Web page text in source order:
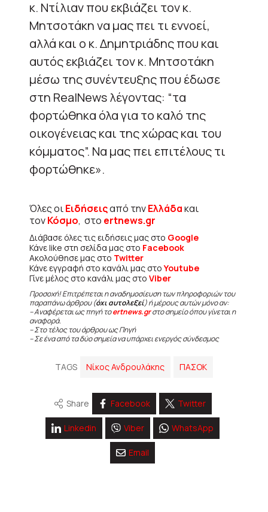
κ. Ντίλιαν που εκβιάζει τον κ.
Μητσοτάκη να μας πει τι εννοεί,
αλλά και ο κ. Δημητριάδης που και
αυτός εκβιάζει τον κ. Μητσοτάκη
μέσω της συνέντευξης που έδωσε
στη RealNews λέγοντας: “τα
φορτώθηκα όλα για το καλό της
οικογένειας και της χώρας και του
κόμματος”. Να μας πει επιτέλους τι
φορτώθηκε».
Όλες οιΕιδήσειςαπό τηνΕλλάδακαι
τονΚόσμο, στο ertnews.gr
Διάβασε όλες τις ειδήσεις μας στο Google
Κάνε like στη σελίδα μας στο Facebook
Ακολούθησε μας στο Twitter
Κάνε εγγραφή στο κανάλι μας στοYoutube
Γίνε μέλος στο κανάλι μας στο Viber
Προσοχή! Επιτρέπεται η αναδημοσίευση των πληροφοριών του
παραπάνω άρθρου (όχι αυτολεξεί) ή μέρους αυτών μόνο αν:
– Αναφέρεται ως πηγή τοertnews.grστο σημείο όπου γίνεται η
αναφορά.
– Στο τέλος του άρθρου ως Πηγή
– Σε ένα από τα δύο σημεία να υπάρχει ενεργός σύνδεσμος
TAGS Νίκος Ανδρουλάκης ΠΑΣΟΚ
Share Facebook Twitter
Linkedin Viber WhatsApp
Email